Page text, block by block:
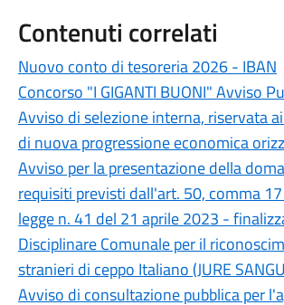
Contenuti correlati
Nuovo conto di tesoreria 2026 - IBAN
Concorso "I GIGANTI BUONI" Avviso
Avviso di selezione interna, riservata
di nuova progressione economica
Avviso per la presentazione della
requisiti previsti dall'art. 50, comma
legge n. 41 del 21 aprile 2023 -
Disciplinare Comunale per il
stranieri di ceppo Italiano (JURE
Avviso di consultazione pubblica per